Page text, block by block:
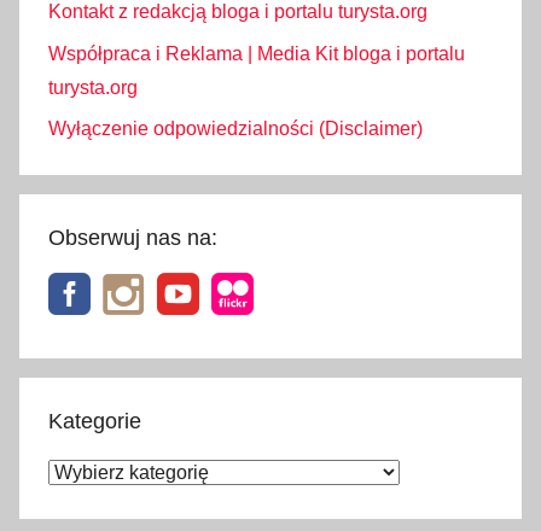
Kontakt z redakcją bloga i portalu turysta.org
Współpraca i Reklama | Media Kit bloga i portalu
turysta.org
Wyłączenie odpowiedzialności (Disclaimer)
Obserwuj nas na:
Kategorie
Kategorie